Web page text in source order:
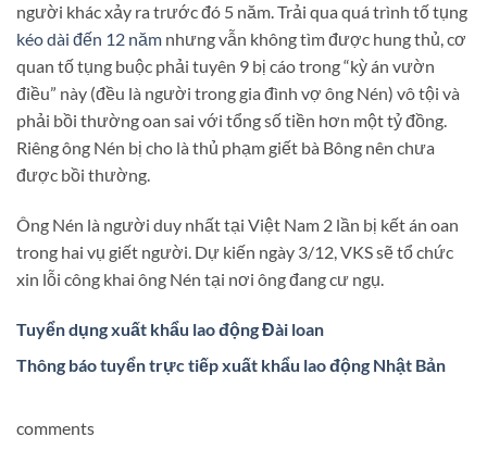
người khác xảy ra trước đó 5 năm. Trải qua quá trình tố tụng
kéo dài đến 12 năm nhưng vẫn không tìm được hung thủ, cơ
quan tố tụng buộc phải tuyên 9 bị cáo trong “kỳ án vườn
điều” này (đều là người trong gia đình vợ ông Nén) vô tội và
phải bồi thường oan sai với tổng số tiền hơn một tỷ đồng.
Riêng ông Nén bị cho là thủ phạm giết bà Bông nên chưa
được bồi thường.
Ông Nén là người duy nhất tại Việt Nam 2 lần bị kết án oan
trong hai vụ giết người. Dự kiến ngày 3/12, VKS sẽ tổ chức
xin lỗi công khai ông Nén tại nơi ông đang cư ngụ.
Tuyển dụng xuất khẩu lao động Đài loan
Thông báo tuyển trực tiếp xuất khẩu lao động Nhật Bản
comments